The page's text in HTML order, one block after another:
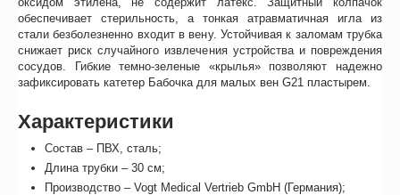
обеспечивает стерильность, а тонкая атравматичная игла из
стали безболезненно входит в вену. Устойчивая к заломам трубка
снижает риск случайного извлечения устройства и повреждения
сосудов. Гибкие темно-зеленые «крылья» позволяют надежно
зафиксировать катетер Бабочка для малых вен G21 пластырем.
Характеристики
Состав – ПВХ, сталь;
Длина трубки – 30 см;
Производство – Vogt Medical Vertrieb GmbH (Германия);